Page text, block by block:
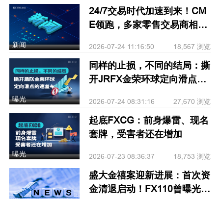
新闻
24/7交易时代加速到来！CM
E领跑，多家零售交易商相继
2026-07-24 11:16:50 18,567 浏览
曝光
同样的止损，不同的结局：撕
开JRFX金荣环球定向滑点的
2026-07-24 08:31:16 27,670 浏览
曝光
起底FXCG：前身爆雷、现名
套牌，受害者还在增加
2026-07-23 08:36:37 18,753 浏览
盛大金禧案迎新进展：首次资
金清退启动！FX110曾曝光其